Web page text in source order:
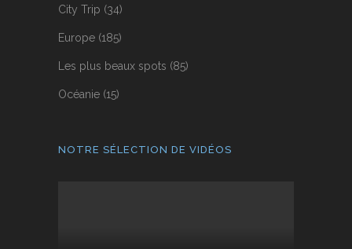
City Trip (34)
Europe (185)
Les plus beaux spots (85)
Océanie (15)
NOTRE SÉLECTION DE VIDÉOS